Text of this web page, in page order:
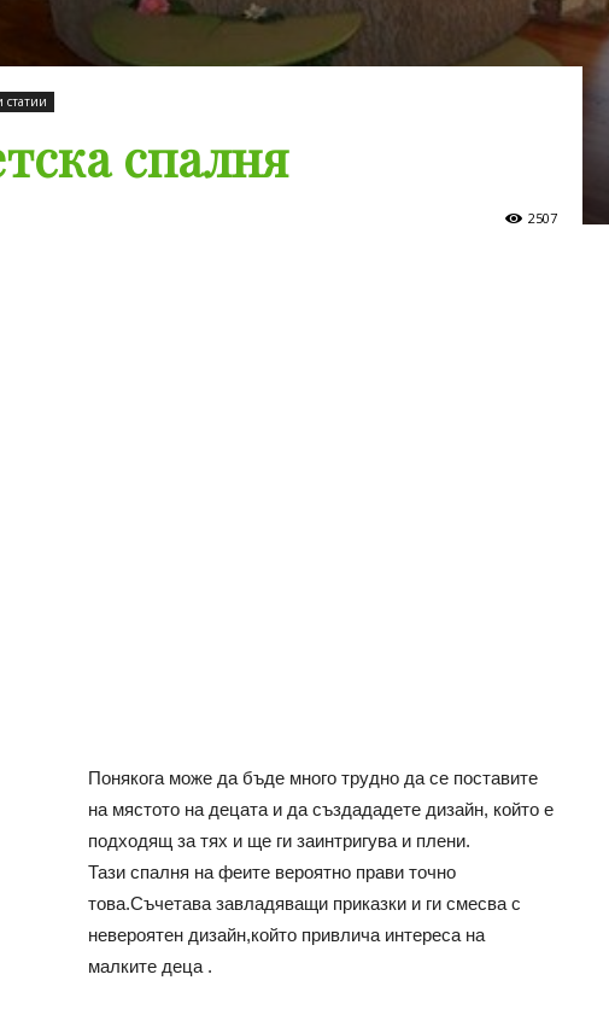
статии
спалня
2507
Понякога може да бъде много трудно да се поставите
на мястото на децата и да създададете дизайн, който е
подходящ за тях и ще ги заинтригува и плени.
Тази спалня на феите вероятно прави точно
това.Съчетава завладяващи приказки и ги смесва с
невероятен дизайн,който привлича интереса на
малките деца .